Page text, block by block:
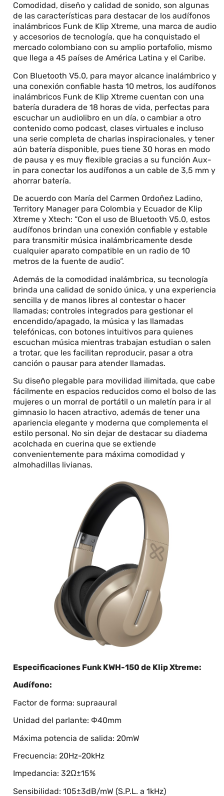
Comodidad, diseño y calidad de sonido, son algunas
de las características para destacar de los audífonos
inalámbricos Funk de Klip Xtreme, una marca de audio
y accesorios de tecnología, que ha conquistado el
mercado colombiano con su amplio portafolio, mismo
que llega a 45 países de América Latina y el Caribe.
Con Bluetooth V5.0, para mayor alcance inalámbrico y
una conexión confiable hasta 10 metros, los audífonos
inalámbricos Funk de Klip Xtreme cuentan con una
batería duradera de 18 horas de vida, perfectas para
escuchar un audiolibro en un día, o cambiar a otro
contenido como podcast, clases virtuales e incluso
una serie completa de charlas inspiracionales, y tener
aún batería disponible, pues tiene 30 horas en modo
de pausa y es muy flexible gracias a su función Aux-
in para conectar los audífonos a un cable de 3,5 mm y
ahorrar batería.
De acuerdo con María del Carmen Ordoñez Ladino,
Territory Manager para Colombia y Ecuador de Klip
Xtreme y Xtech: “Con el uso de Bluetooth V5.0, estos
audífonos brindan una conexión confiable y estable
para transmitir música inalámbricamente desde
cualquier aparato compatible en un radio de 10
metros de la fuente de audio”.
Además de la comodidad inalámbrica, su tecnología
brinda una calidad de sonido única, y una experiencia
sencilla y de manos libres al contestar o hacer
llamadas; controles integrados para gestionar el
encendido/apagado, la música y las llamadas
telefónicas, con botones intuitivos para quienes
escuchan música mientras trabajan estudian o salen
a trotar, que les facilitan reproducir, pasar a otra
canción o pausar para atender llamadas.
Su diseño plegable para movilidad ilimitada, que cabe
fácilmente en espacios reducidos como el bolso de las
mujeres o un morral de portátil o un maletín para ir al
gimnasio lo hacen atractivo, además de tener una
apariencia elegante y moderna que complementa el
estilo personal. No sin dejar de destacar su diadema
acolchada en cuerina que se extiende
convenientemente para máxima comodidad y
almohadillas livianas.
Especificaciones Funk KWH-150 de Klip Xtreme:
Audífono:
Factor de forma: supraaural
Unidad del parlante: Φ40mm
Máxima potencia de salida: 20mW
Frecuencia: 20Hz-20kHz
Impedancia: 32Ω±15%
Sensibilidad: 105±3dB/mW (S.P.L. a 1kHz)